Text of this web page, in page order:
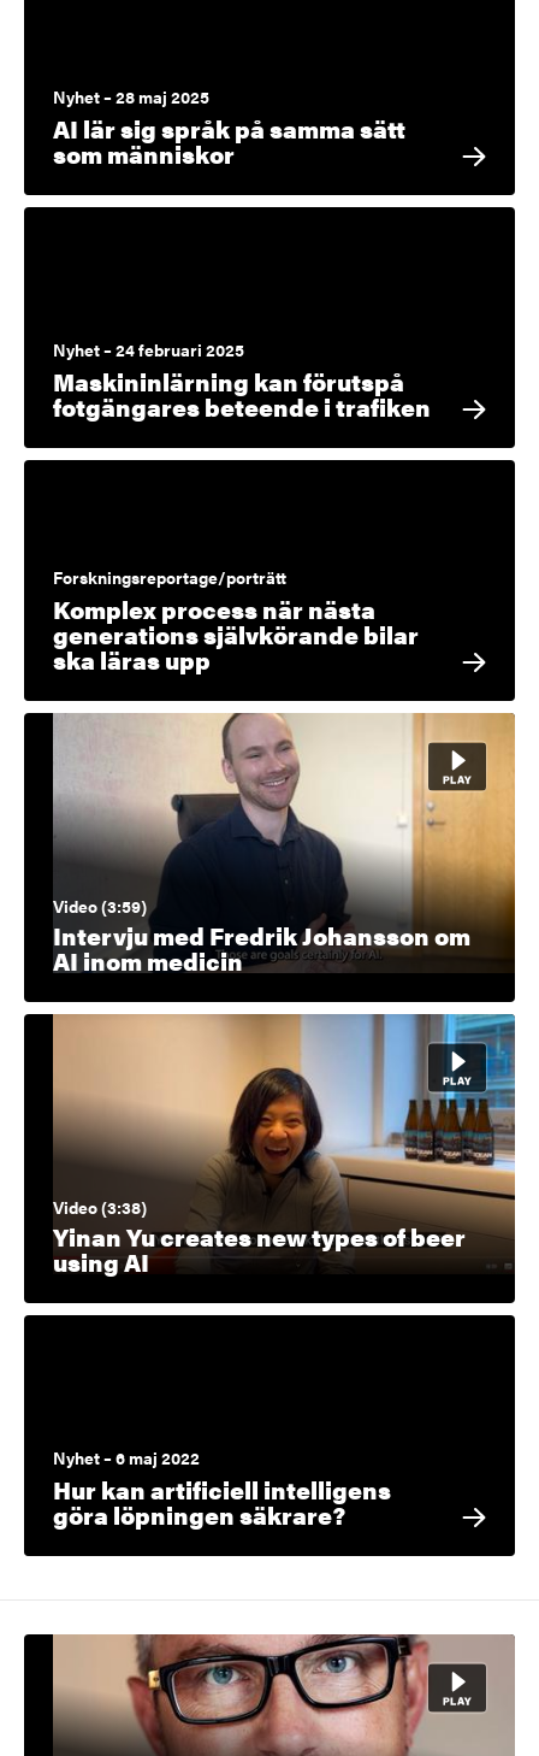
Nyhet – 28 maj 2025
AI lär sig språk på samma sätt
som människor
Nyhet – 24 februari 2025
Maskininlärning kan förutspå
fotgängares beteende i trafiken
Forskningsreportage/porträtt
Komplex process när nästa
generations självkörande bilar
ska läras upp
Video (3:59)
Intervju med Fredrik Johansson om
AI inom medicin
Video (3:38)
Yinan Yu creates new types of beer
using AI
Nyhet – 6 maj 2022
Hur kan artificiell intelligens
göra löpningen säkrare?